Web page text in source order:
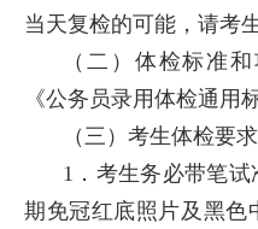
当天复检的可能，请考
（二）体检标准
《公务员录用体检通用
（三）考生体检要求
1．考生务必带笔
期免冠红底照片及黑色